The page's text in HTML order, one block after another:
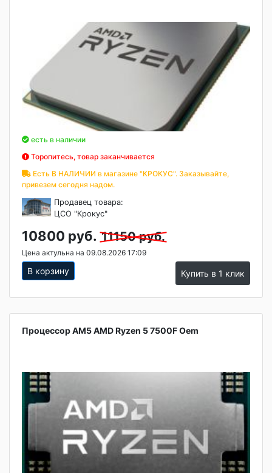
есть в наличии
Торопитесь, товар заканчивается
Есть В НАЛИЧИИ в магазине "КРОКУС". Заказывайте,
привезем сегодня надом.
Продавец товара:
ЦСО "Крокус"
10800 руб. 11150 руб.
Цена актульна на 09.08.2026 17:09
В корзину Купить в 1 клик
Процессор AM5 AMD Ryzen 5 7500F Oem